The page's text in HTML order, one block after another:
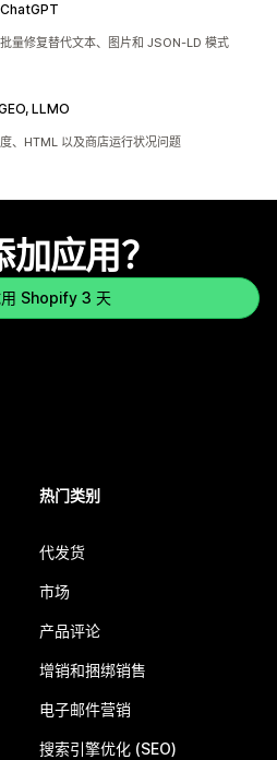
量修复替代文本、图片和 JSON-LD 模式
LLMO
、HTML 以及商店运行状况问题
应用？
Shopify 3 天
热门类别
代发货
市场
产品评论
增销和捆绑销售
电子邮件营销
搜索引擎优化 (SEO)